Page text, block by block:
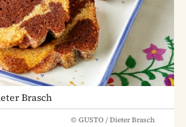
Brasch
© GUSTO / Dieter Brasch